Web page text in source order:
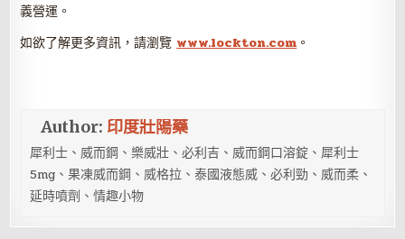
義營運。
如欲了解更多資訊，請瀏覽 www.lockton.com 。
Author: 印度壯陽藥
犀利士、威而鋼、樂威壯、必利吉、威而鋼口溶錠、犀利士
5mg、果凍威而鋼、威格拉、泰國液態威、必利勁、威而柔、
延時噴劑、情趣小物